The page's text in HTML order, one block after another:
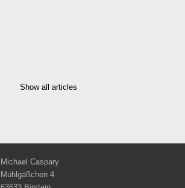
Show all articles
Michael Caspary
Mühlgäßchen 4